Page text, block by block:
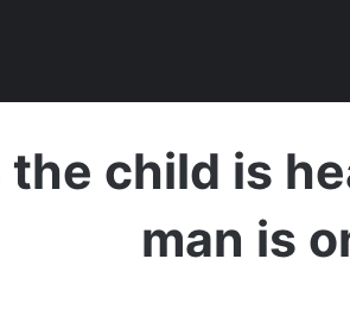
the child is
man is